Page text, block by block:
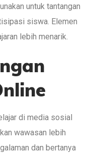
untuk tantangan
siswa. Elemen
lebih menarik.
di media sosial
wawasan lebih
dan bertanya